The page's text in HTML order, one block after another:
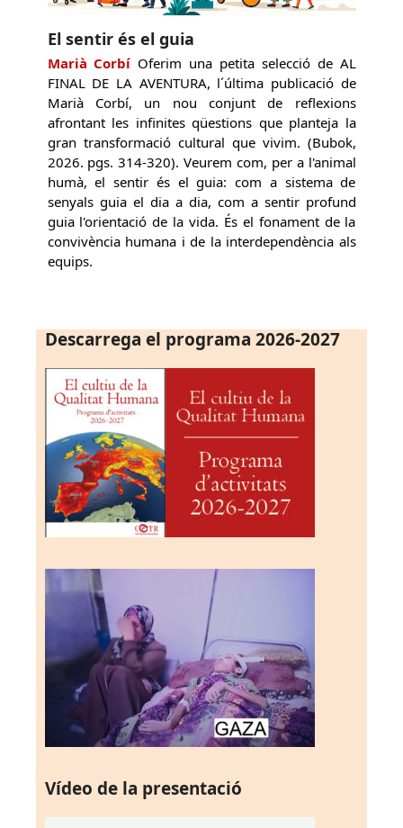
El sentir és el guia
Marià Corbí Oferim una petita selecció de AL
FINAL DE LA AVENTURA, l´última publicació de
Marià Corbí, un nou conjunt de reflexions
afrontant les infinites qüestions que planteja la
gran transformació cultural que vivim. (Bubok,
2026. pgs. 314-320). Veurem com, per a l'animal
humà, el sentir és el guia: com a sistema de
senyals guia el dia a dia, com a sentir profund
guia l'orientació de la vida. És el fonament de la
convivència humana i de la interdependència als
equips.
Descarrega el programa 2026-2027
Vídeo de la presentació